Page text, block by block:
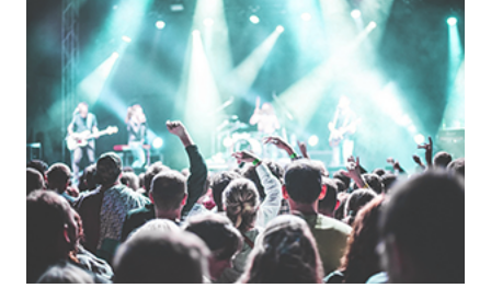
EST-
ELLE
ARRIVÉE
EN
BELGIQUE
?
(BEL
RTL)